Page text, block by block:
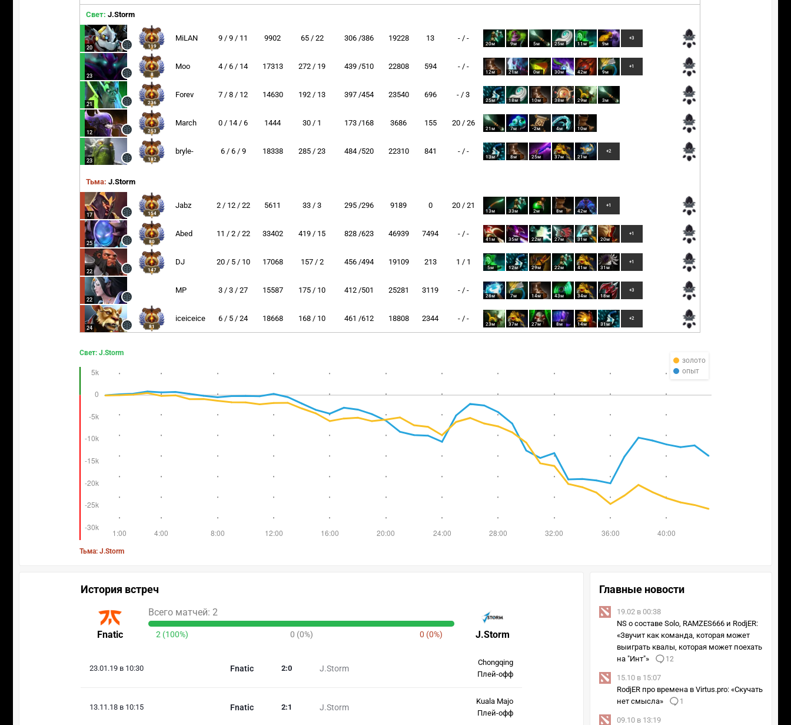
Свет: J.Storm
20 119
MiLAN 9 / 9 / 11 9902 65 / 22 306 /386 19228 13 - / -
20м 9м 5м 25м 11м 9м
+3
23 8
Moo 4 / 6 / 14 17313 272 / 19 439 /510 22808 594 - / -
12м 21м 0м 30м 42м 9м
+1
21 236
Forev 7 / 8 / 12 14630 192 / 13 397 /454 23540 696 - / 3
25м 18м 10м 38м 29м 3м
12 253
March 0 / 14 / 6 1444 30 / 1 173 /168 3686 155 20 / 26
21м 7м -2м 4м 10м
23 182
bryle- 6 / 6 / 9 18338 285 / 23 484 /520 22310 841 - / -
13м 8м 25м 37м 21м
+2
Тьма: J.Storm
17 154
Jabz 2 / 12 / 22 5611 33 / 3 295 /296 9189 0 20 / 21
13м 33м 2м 8м 42м
+1
25 80
Abed 11 / 2 / 22 33402 419 / 15 828 /623 46939 7494 - / -
41м 35м 22м 27м 31м 20м
+1
22 147
DJ 20 / 5 / 10 17068 157 / 2 456 /494 19109 213 1 / 1
5м 12м 29м 22м 41м 31м
+1
22
MP 3 / 3 / 27 15587 175 / 10 412 /501 25281 3119 - / -
28м 7м 14м 43м 34м 18м
+3
24 81
iceiceice 6 / 5 / 24 18668 168 / 10 461 /612 18808 2344 - / -
23м 37м 27м 8м 14м 31м
+2
золото
опыт
Свет: J.Storm
Тьма: J.Storm
История встреч
Fnatic J.Storm
Всего матчей: 2
2 (100%) 0 (0%) 0 (0%)
23.01.19 в 10:30 Fnatic J.Storm
2:0
Chongqing
Плей-офф
13.11.18 в 10:15 Fnatic J.Storm
2:1
Kuala Majo
Плей-офф
Главные новости
19.02 в 00:38
NS о составе Solo, RAMZES666 и RodjER:
«Звучит как команда, которая может
выиграть квалы, которая может поехать
на "Инт"»
12
15.10 в 15:07
RodjER про времена в Virtus.pro: «Скучать
нет смысла»
1
09.10 в 13:19